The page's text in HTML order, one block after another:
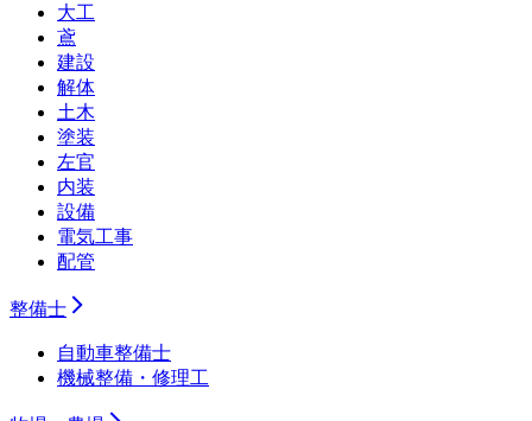
大工
鳶
建設
解体
土木
塗装
左官
内装
設備
電気工事
配管
整備士
自動車整備士
機械整備・修理工